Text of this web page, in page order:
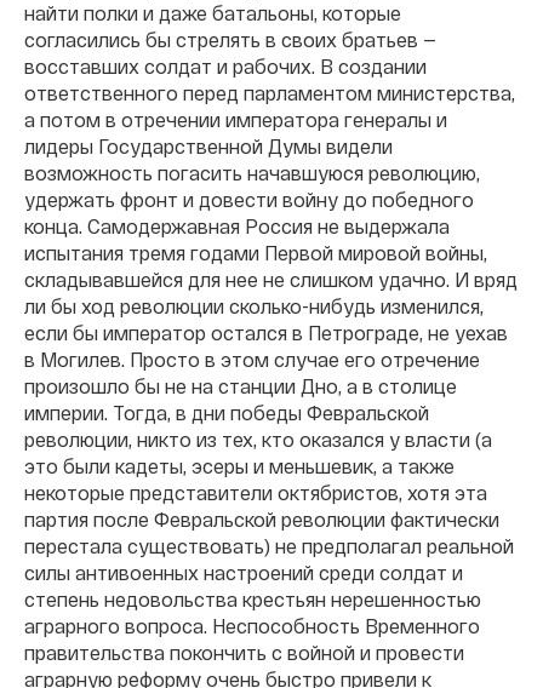
найти полки и даже батальоны, которые
согласились бы стрелять в своих братьев —
восставших солдат и рабочих. В создании
ответственного перед парламентом министерства,
а потом в отречении императора генералы и
лидеры Государственной Думы видели
возможность погасить начавшуюся революцию,
удержать фронт и довести войну до победного
конца. Самодержавная Россия не выдержала
испытания тремя годами Первой мировой войны,
складывавшейся для нее не слишком удачно. И вряд
ли бы ход революции сколько-нибудь изменился,
если бы император остался в Петрограде, не уехав
в Могилев. Просто в этом случае его отречение
произошло бы не на станции Дно, а в столице
империи. Тогда, в дни победы Февральской
революции, никто из тех, кто оказался у власти (а
это были кадеты, эсеры и меньшевик, а также
некоторые представители октябристов, хотя эта
партия после Февральской революции фактически
перестала существовать) не предполагал реальной
силы антивоенных настроений среди солдат и
степень недовольства крестьян нерешенностью
аграрного вопроса. Неспособность Временного
правительства покончить с войной и провести
аграрную реформу очень быстро привели к